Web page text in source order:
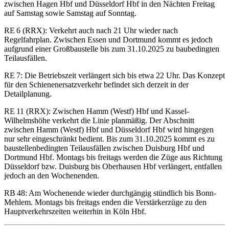
zwischen Hagen Hbf und Düsseldorf Hbf in den Nächten Freitag
auf Samstag sowie Samstag auf Sonntag.
RE 6 (RRX): Verkehrt auch nach 21 Uhr wieder nach
Regelfahrplan. Zwischen Essen und Dortmund kommt es jedoch
aufgrund einer Großbaustelle bis zum 31.10.2025 zu baubedingten
Teilausfällen.
RE 7: Die Betriebszeit verlängert sich bis etwa 22 Uhr. Das Konzept
für den Schienenersatzverkehr befindet sich derzeit in der
Detailplanung.
RE 11 (RRX): Zwischen Hamm (Westf) Hbf und Kassel-
Wilhelmshöhe verkehrt die Linie planmäßig. Der Abschnitt
zwischen Hamm (Westf) Hbf und Düsseldorf Hbf wird hingegen
nur sehr eingeschränkt bedient. Bis zum 31.10.2025 kommt es zu
baustellenbedingten Teilausfällen zwischen Duisburg Hbf und
Dortmund Hbf. Montags bis freitags werden die Züge aus Richtung
Düsseldorf bzw. Duisburg bis Oberhausen Hbf verlängert, entfallen
jedoch an den Wochenenden.
RB 48: Am Wochenende wieder durchgängig stündlich bis Bonn-
Mehlem. Montags bis freitags enden die Verstärkerzüge zu den
Hauptverkehrszeiten weiterhin in Köln Hbf.